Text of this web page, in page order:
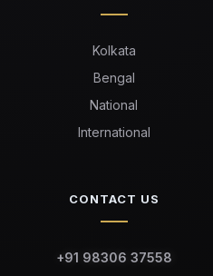
Kolkata
Bengal
National
International
CONTACT US
+91 98306 37558